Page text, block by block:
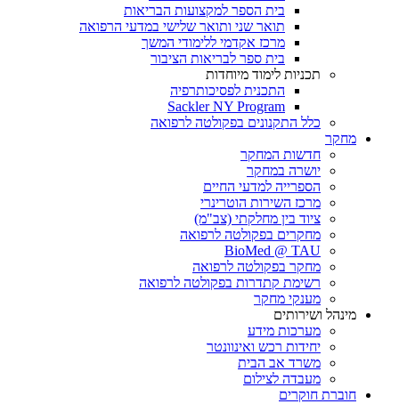
בית הספר למקצועות הבריאות
תואר שני ותואר שלישי במדעי הרפואה
מרכז אקדמי ללימודי המשך
בית ספר לבריאות הציבור
תכניות לימוד מיוחדות
התכנית לפסיכותרפיה
Sackler NY Program
כלל התקנונים בפקולטה לרפואה
מחקר
חדשות המחקר
יושרה במחקר
הספרייה למדעי החיים
מרכז השירות הוטרינרי
ציוד בין מחלקתי (צב"מ)
מחקרים בפקולטה לרפואה
BioMed @ TAU
מחקר בפקולטה לרפואה
רשימת קתדרות בפקולטה לרפואה
מענקי מחקר
מינהל ושירותים
מערכות מידע
יחידות רכש ואינוונטר
משרד אב הבית
מעבדה לצילום
חוברת חוקרים